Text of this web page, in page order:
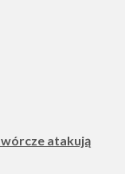
atakują